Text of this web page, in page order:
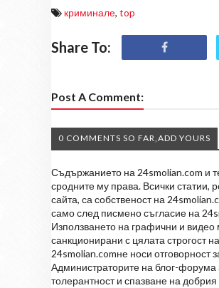
криминале, top
Share To:
Post A Comment:
0 COMMENTS SO FAR,ADD YOURS
Съдържанието на 24smolian.com и
сродните му права. Всички статии,
сайта, са собственост на
само след писмено съгласие на
Използването на графични и
санкционирани с цялата строгост
24smolian.comне носи отговорност
Администраторите на блог-форума
толерантност и спазване на добрия